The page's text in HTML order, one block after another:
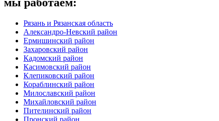
Рязань и Рязанская область
Александро-Невский район
Ермишинский район
Захаровский район
Кадомский район
Касимовский район
Клепиковский район
Кораблинский район
Милославский район
Михайловский район
Пителинский район
Пронский район